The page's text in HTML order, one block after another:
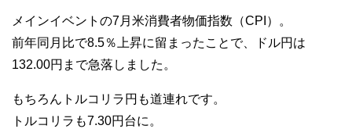
メインイベントの7月米消費者物価指数（CPI）。
前年同月比で8.5％上昇に留まったことで、ドル円は
132.00円まで急落しました。
もちろんトルコリラ円も道連れです。
トルコリラも7.30円台に。